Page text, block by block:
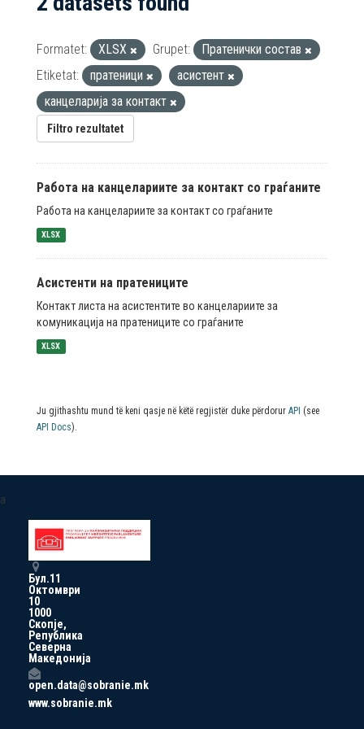
Formatet: XLSX Grupet:
Пратенички состав
Etiketat:
пратеници
асистент
канцеларија за контакт
Filtro rezultatet
Работа на канцелариите за контакт со граѓаните
Работа на канцелариите за контакт со граѓаните
XLSX
Асистенти на пратениците
Контакт листа на асистентите во канцелариите за
комуникација на пратениците со граѓаните
XLSX
Ju gjithashtu mund të keni qasje në këtë regjistër duke përdorur API (see
API Docs).
a
Бул.11
Октомври
10
1000
Скопје,
Република
Северна
Македонија
open.data@sobranie.mk
www.sobranie.mk